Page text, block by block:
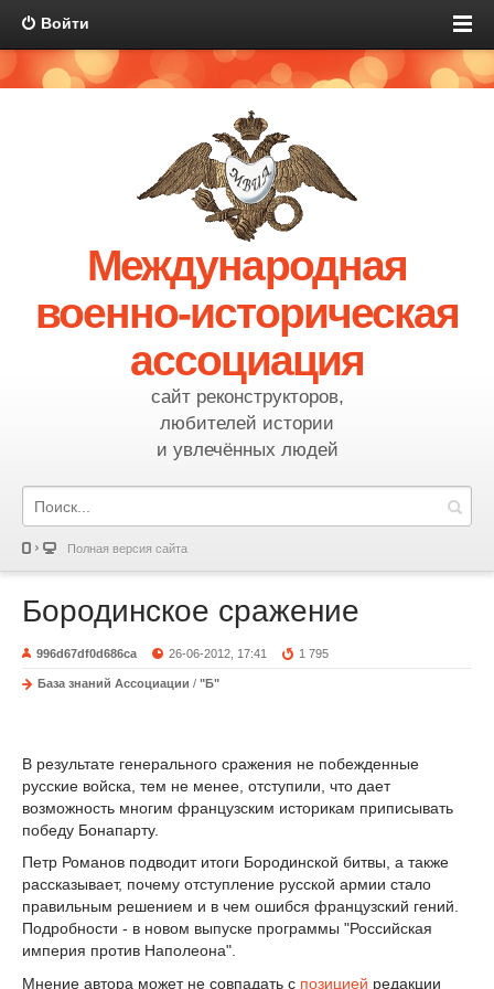
Войти
Международная
военно-историческая
ассоциация
сайт реконструкторов,
любителей истории
и увлечённых людей
Полная версия сайта
Бородинское сражение
996d67df0d686ca 26-06-2012, 17:41 1 795
База знаний Ассоциации / "Б"
В результате генерального сражения не побежденные
русские войска, тем не менее, отступили, что дает
возможность многим французским историкам приписывать
победу Бонапарту.
Петр Романов подводит итоги Бородинской битвы, а также
рассказывает, почему отступление русской армии стало
правильным решением и в чем ошибся французский гений.
Подробности - в новом выпуске программы "Российская
империя против Наполеона".
Мнение автора может не совпадать с позицией редакции